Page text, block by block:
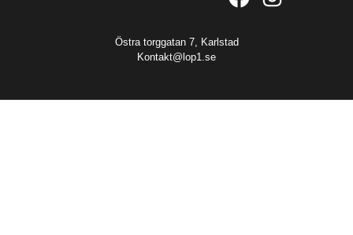
Östra torggatan 7, Karlstad
Kontakt@lop1.se